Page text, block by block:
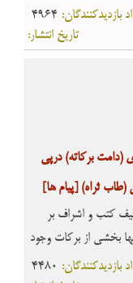
4964 بازدیدکنندگان:
تاریخ انتشار:
(دامت برکاته) درپی
ثراه) [پیام ها]
کتب و اشراف بر
بخشی از برکات وجود
4480 بازدیدکنندگان: